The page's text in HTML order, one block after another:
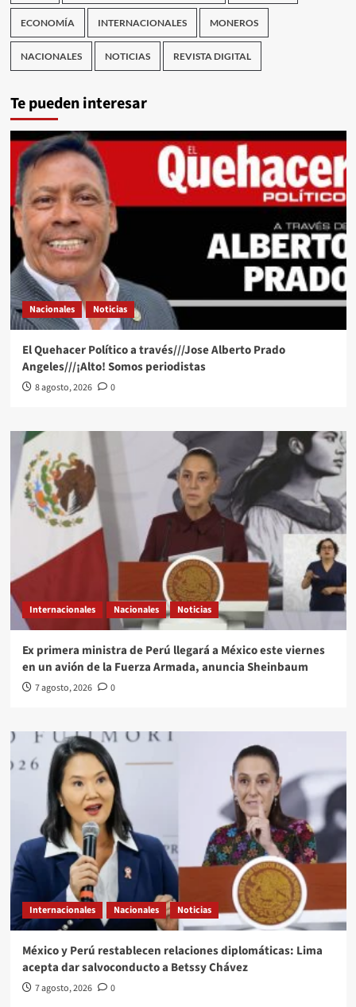
ECONOMÍA INTERNACIONALES MONEROS
NACIONALES NOTICIAS REVISTA DIGITAL
Te pueden interesar
Nacionales Noticias
El Quehacer Político a través///Jose Alberto Prado
Angeles///¡Alto! Somos periodistas
8 agosto, 2026 0
Internacionales Nacionales Noticias
Ex primera ministra de Perú llegará a México este viernes
en un avión de la Fuerza Armada, anuncia Sheinbaum
7 agosto, 2026 0
Internacionales Nacionales Noticias
México y Perú restablecen relaciones diplomáticas: Lima
acepta dar salvoconducto a Betssy Chávez
7 agosto, 2026 0